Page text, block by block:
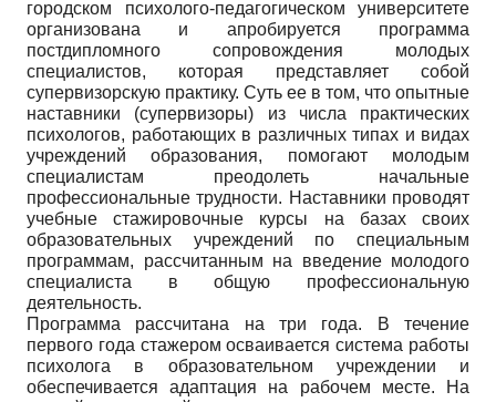
городском психолого-педагогическом университете
организована и апробируется программа
постдипломного сопровождения молодых
специалистов, которая представляет собой
супервизорскую практику. Суть ее в том, что опытные
наставники (супервизоры) из числа практических
психологов, работающих в различных типах и видах
учреждений образования, помогают молодым
специалистам преодолеть начальные
профессиональные трудности. Наставники проводят
учебные стажировочные курсы на базах своих
образовательных учреждений по специальным
программам, рассчитанным на введение молодого
специалиста в общую профессиональную
деятельность.
Программа рассчитана на три года. В течение
первого года стажером осваивается система работы
психолога в образовательном учреждении и
обеспечивается адаптация на рабочем месте. На